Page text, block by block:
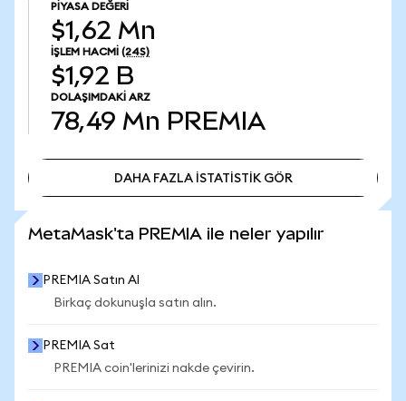
PIYASA DEĞERI
$1,62 Mn
İŞLEM HACMI (24S)
$1,92 B
DOLAŞIMDAKI ARZ
78,49 Mn PREMIA
DAHA FAZLA İSTATİSTİK GÖR
MetaMask'ta PREMIA ile neler yapılır
PREMIA Satın Al
Birkaç dokunuşla satın alın.
PREMIA Sat
PREMIA coin'lerinizi nakde çevirin.